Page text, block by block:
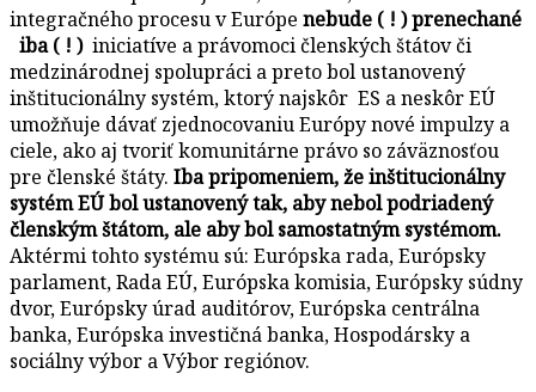
integračného procesu v Európe nebude ( ! ) prenechané
iba ( ! ) iniciatíve a právomoci členských štátov či
medzinárodnej spolupráci a preto bol ustanovený
inštitucionálny systém, ktorý najskôr ES a neskôr EÚ
umožňuje dávať zjednocovaniu Európy nové impulzy a
ciele, ako aj tvoriť komunitárne právo so záväznosťou
pre členské štáty. Iba pripomeniem, že inštitucionálny
systém EÚ bol ustanovený tak, aby nebol podriadený
členským štátom, ale aby bol samostatným systémom.
Aktérmi tohto systému sú: Európska rada, Európsky
parlament, Rada EÚ, Európska komisia, Európsky súdny
dvor, Európsky úrad auditórov, Európska centrálna
banka, Európska investičná banka, Hospodársky a
sociálny výbor a Výbor regiónov.